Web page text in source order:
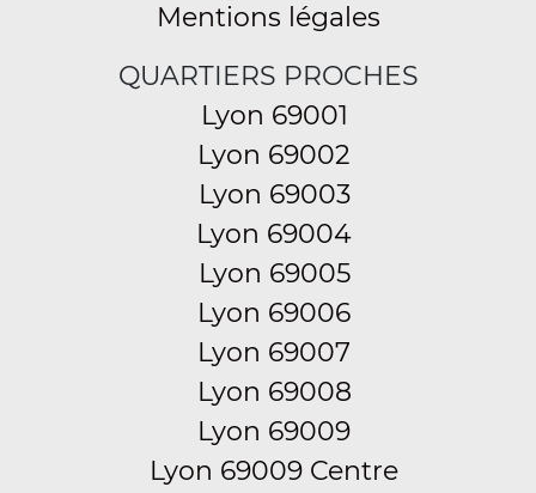
Mentions légales
QUARTIERS PROCHES
Lyon 69001
Lyon 69002
Lyon 69003
Lyon 69004
Lyon 69005
Lyon 69006
Lyon 69007
Lyon 69008
Lyon 69009
Lyon 69009 Centre